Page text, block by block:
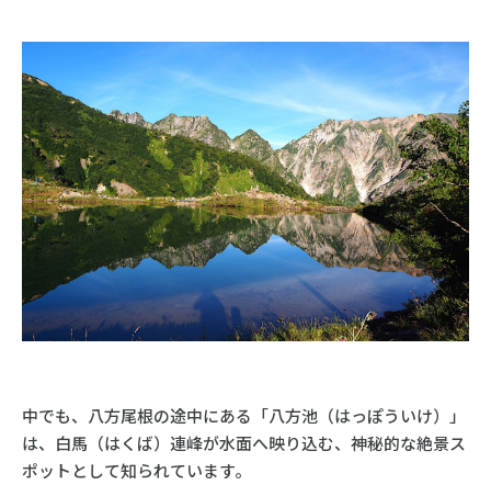
中でも、八方尾根の途中にある「八方池（はっぽういけ）」
は、白馬（はくば）連峰が水面へ映り込む、神秘的な絶景ス
ポットとして知られています。